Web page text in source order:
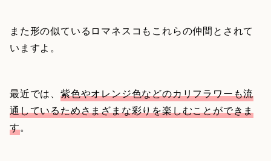
また形の似ているロマネスコもこれらの仲間とされて
いますよ。
最近では、 紫色やオレンジ色などのカリフラワーも流
通しているためさまざまな彩りを楽しむことができま
す。